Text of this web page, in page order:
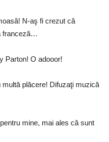
N-aş fi crezut că
franceză…
Parton! O adooor!
plăcere! Difuzaţi muzică
mine, mai ales că sunt